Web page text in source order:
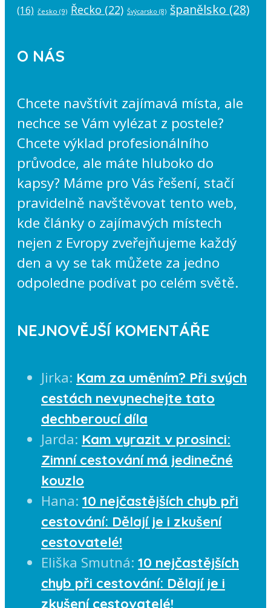
(16) česko (9) Řecko (22) Švýcarsko (8) španělsko (28)
O NÁS
Chcete navštívit zajímavá místa, ale
nechce se Vám vylézat z postele?
Chcete výklad profesionálního
průvodce, ale máte hluboko do
kapsy? Máme pro Vás řešení, stačí
pravidelně navštěvovat tento web,
kde články o zajímavých místech
nejen z Evropy zveřejňujeme každý
den a vy se tak můžete za jedno
odpoledne podívat po celém světě.
NEJNOVĚJŠÍ KOMENTÁŘE
Jirka: Kam za uměním? Při svých
cestách nevynechejte tato
dechberoucí díla
Jarda: Kam vyrazit v prosinci:
Zimní cestování má jedinečné
kouzlo
Hana: 10 nejčastějších chyb při
cestování: Dělají je i zkušení
cestovatelé!
Eliška Smutná: 10 nejčastějších
chyb při cestování: Dělají je i
zkušení cestovatelé!